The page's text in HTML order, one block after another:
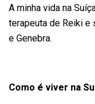
A minha vida na
terapeuta de Reiki e
e Genebra.
Como é viver na